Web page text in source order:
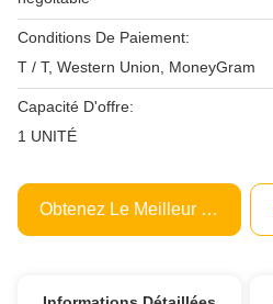
Conditions De Paiement:
T / T, Western Union, MoneyGram
Capacité D'offre:
1 UNITÉ
Obtenez Le Meilleur Prix